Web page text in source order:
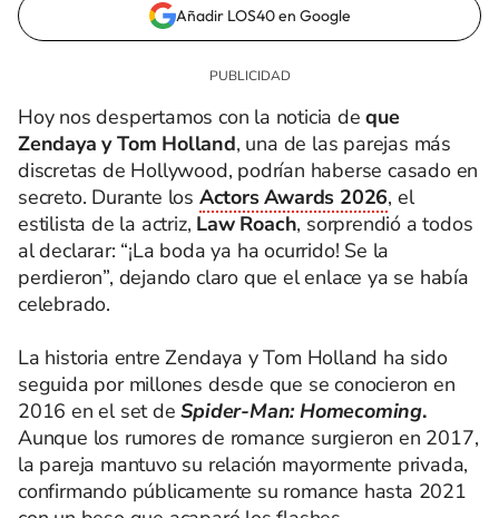
Añadir LOS40 en Google
Hoy nos despertamos con la noticia deque
Zendaya y Tom Holland, una de las parejas más
discretas de Hollywood, podrían haberse casado en
secreto. Durante los Actors Awards 2026, el
estilista de la actriz, Law Roach, sorprendió a todos
al declarar: “¡La boda ya ha ocurrido! Se la
perdieron”, dejando claro que el enlace ya se había
celebrado.
La historia entre Zendaya y Tom Holland ha sido
seguida por millones desde que se conocieron en
2016 en el set de Spider-Man: Homecoming.
Aunque los rumores de romance surgieron en 2017,
la pareja mantuvo su relación mayormente privada,
confirmando públicamente su romance hasta 2021